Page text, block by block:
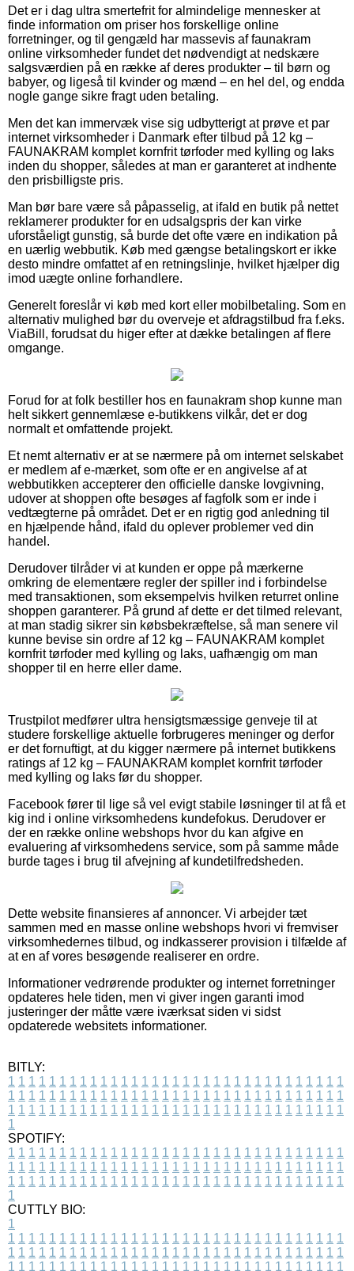
Det er i dag ultra smertefrit for almindelige mennesker at
finde information om priser hos forskellige online
forretninger, og til gengæld har massevis af faunakram
online virksomheder fundet det nødvendigt at nedskære
salgsværdien på en række af deres produkter – til børn og
babyer, og ligeså til kvinder og mænd – en hel del, og endda
nogle gange sikre fragt uden betaling.
Men det kan immervæk vise sig udbytterigt at prøve et par
internet virksomheder i Danmark efter tilbud på 12 kg –
FAUNAKRAM komplet kornfrit tørfoder med kylling og laks
inden du shopper, således at man er garanteret at indhente
den prisbilligste pris.
Man bør bare være så påpasselig, at ifald en butik på nettet
reklamerer produkter for en udsalgspris der kan virke
uforståeligt gunstig, så burde det ofte være en indikation på
en uærlig webbutik. Køb med gængse betalingskort er ikke
desto mindre omfattet af en retningslinje, hvilket hjælper dig
imod uægte online forhandlere.
Generelt foreslår vi køb med kort eller mobilbetaling. Som en
alternativ mulighed bør du overveje et afdragstilbud fra f.eks.
ViaBill, forudsat du higer efter at dække betalingen af flere
omgange.
Forud for at folk bestiller hos en faunakram shop kunne man
helt sikkert gennemlæse e-butikkens vilkår, det er dog
normalt et omfattende projekt.
Et nemt alternativ er at se nærmere på om internet selskabet
er medlem af e-mærket, som ofte er en angivelse af at
webbutikken accepterer den officielle danske lovgivning,
udover at shoppen ofte besøges af fagfolk som er inde i
vedtægterne på området. Det er en rigtig god anledning til
en hjælpende hånd, ifald du oplever problemer ved din
handel.
Derudover tilråder vi at kunden er oppe på mærkerne
omkring de elementære regler der spiller ind i forbindelse
med transaktionen, som eksempelvis hvilken returret online
shoppen garanterer. På grund af dette er det tilmed relevant,
at man stadig sikrer sin købsbekræftelse, så man senere vil
kunne bevise sin ordre af 12 kg – FAUNAKRAM komplet
kornfrit tørfoder med kylling og laks, uafhængig om man
shopper til en herre eller dame.
Trustpilot medfører ultra hensigtsmæssige genveje til at
studere forskellige aktuelle forbrugeres meninger og derfor
er det fornuftigt, at du kigger nærmere på internet butikkens
ratings af 12 kg – FAUNAKRAM komplet kornfrit tørfoder
med kylling og laks før du shopper.
Facebook fører til lige så vel evigt stabile løsninger til at få et
kig ind i online virksomhedens kundefokus. Derudover er
der en række online webshops hvor du kan afgive en
evaluering af virksomhedens service, som på samme måde
burde tages i brug til afvejning af kundetilfredsheden.
Dette website finansieres af annoncer. Vi arbejder tæt
sammen med en masse online webshops hvori vi fremviser
virksomhedernes tilbud, og indkasserer provision i tilfælde af
at en af vores besøgende realiserer en ordre.
Informationer vedrørende produkter og internet forretninger
opdateres hele tiden, men vi giver ingen garanti imod
justeringer der måtte være iværksat siden vi sidst
opdaterede websitets informationer.
BITLY:
1 1 1 1 1 1 1 1 1 1 1 1 1 1 1 1 1 1 1 1 1 1 1 1 1 1 1 1 1 1 1 1 1
1 1 1 1 1 1 1 1 1 1 1 1 1 1 1 1 1 1 1 1 1 1 1 1 1 1 1 1 1 1 1 1 1
1 1 1 1 1 1 1 1 1 1 1 1 1 1 1 1 1 1 1 1 1 1 1 1 1 1 1 1 1 1 1 1 1
1
SPOTIFY:
1 1 1 1 1 1 1 1 1 1 1 1 1 1 1 1 1 1 1 1 1 1 1 1 1 1 1 1 1 1 1 1 1
1 1 1 1 1 1 1 1 1 1 1 1 1 1 1 1 1 1 1 1 1 1 1 1 1 1 1 1 1 1 1 1 1
1 1 1 1 1 1 1 1 1 1 1 1 1 1 1 1 1 1 1 1 1 1 1 1 1 1 1 1 1 1 1 1 1
1
CUTTLY BIO:
1
1 1 1 1 1 1 1 1 1 1 1 1 1 1 1 1 1 1 1 1 1 1 1 1 1 1 1 1 1 1 1 1 1
1 1 1 1 1 1 1 1 1 1 1 1 1 1 1 1 1 1 1 1 1 1 1 1 1 1 1 1 1 1 1 1 1
1 1 1 1 1 1 1 1 1 1 1 1 1 1 1 1 1 1 1 1 1 1 1 1 1 1 1 1 1 1 1 1 1